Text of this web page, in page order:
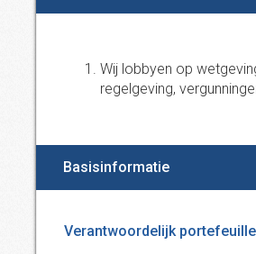
Wij lobbyen op
regelgeving,
Basisinformatie
Verantwoordelijk